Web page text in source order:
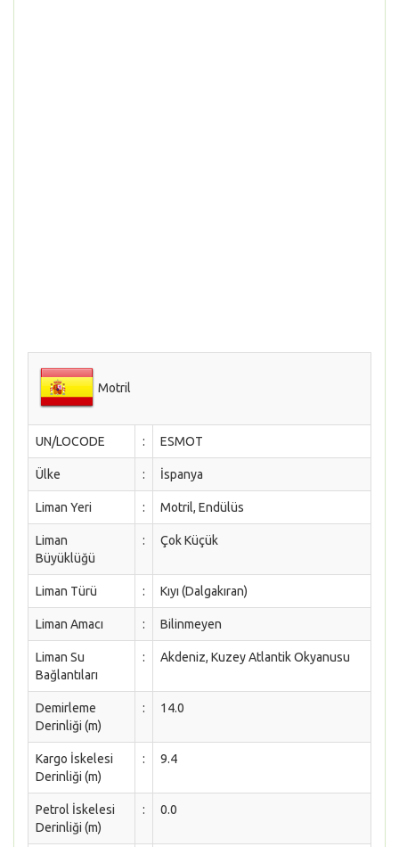
Motril
UN/LOCODE : ESMOT
Ülke : İspanya
Liman Yeri : Motril, Endülüs
Liman
Büyüklüğü
: Çok Küçük
Liman Türü : Kıyı (Dalgakıran)
Liman Amacı : Bilinmeyen
Liman Su
Bağlantıları
: Akdeniz, Kuzey Atlantik Okyanusu
Demirleme
Derinliği (m)
: 14.0
Kargo İskelesi
Derinliği (m)
: 9.4
Petrol İskelesi
Derinliği (m)
: 0.0